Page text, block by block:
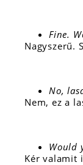
Fine.
Nagyszerű.
No,
Nem, ez a
Would
Kér valamit